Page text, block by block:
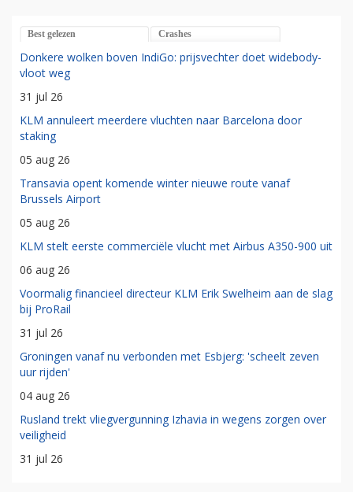
Best gelezen Crashes
Donkere wolken boven IndiGo: prijsvechter doet widebody-
vloot weg
31 jul 26
KLM annuleert meerdere vluchten naar Barcelona door
staking
05 aug 26
Transavia opent komende winter nieuwe route vanaf
Brussels Airport
05 aug 26
KLM stelt eerste commerciële vlucht met Airbus A350-900 uit
06 aug 26
Voormalig financieel directeur KLM Erik Swelheim aan de slag
bij ProRail
31 jul 26
Groningen vanaf nu verbonden met Esbjerg: 'scheelt zeven
uur rijden'
04 aug 26
Rusland trekt vliegvergunning Izhavia in wegens zorgen over
veiligheid
31 jul 26